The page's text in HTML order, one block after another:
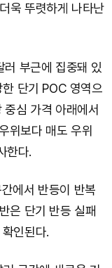
욱 뚜렷하게 나타난
부근에 집중돼 있
단기 POC 영역으
심 가격 아래에서
위보다 매도 우위
한다.
에서 반등이 반복
은 단기 반등 실패
인된다.